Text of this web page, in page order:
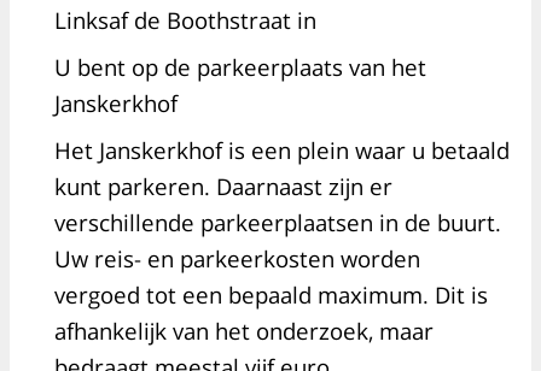
Linksaf de Boothstraat in
U bent op de parkeerplaats van het
Janskerkhof
Het Janskerkhof is een plein waar u betaald
kunt parkeren. Daarnaast zijn er
verschillende parkeerplaatsen in de buurt.
Uw reis- en parkeerkosten worden
vergoed tot een bepaald maximum. Dit is
afhankelijk van het onderzoek, maar